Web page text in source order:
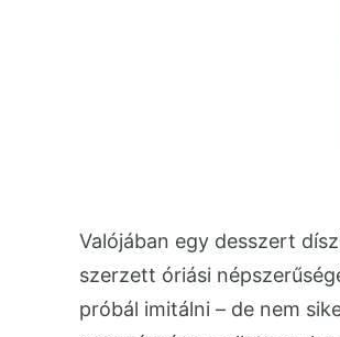
Valójában egy desszert
szerzett óriási
próbál imitálni – de nem